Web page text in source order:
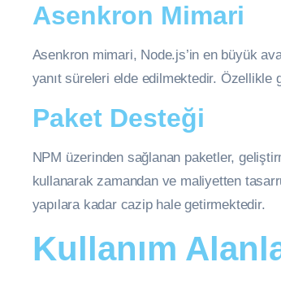
Asenkron Mimari
Asenkron mimari, Node.js’in en büyük
yanıt süreleri elde edilmektedir. Özellikle
Paket Desteği
NPM üzerinden sağlanan paketler,
kullanarak zamandan ve maliyetten
yapılara kadar cazip hale getirmektedir.
Kullanım